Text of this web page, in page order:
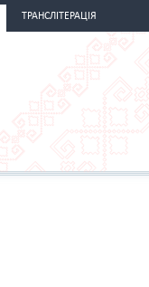
ТРАНСЛІТЕРАЦІЯ